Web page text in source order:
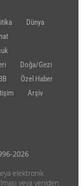
Dünya
Doğa/Gezi
Özel Haber
Arşiv
2026
elektronik
veya yeniden